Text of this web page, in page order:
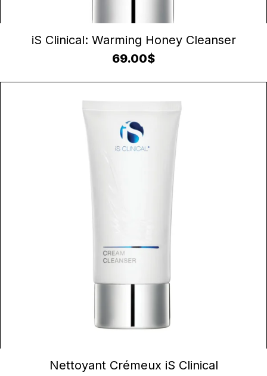
AJOUTER AU PANIER
iS Clinical: Warming Honey Cleanser
69.00$
AJOUTER AU PANIER
Nettoyant Crémeux iS Clinical